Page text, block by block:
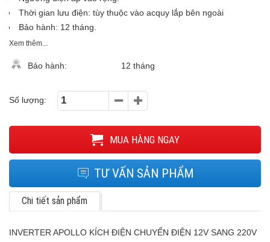
Thời gian lưu điện: tùy thuộc vào acquy lắp bên ngoài
Bảo hành: 12 tháng.
Xem thêm...
Bảo hành: 12 tháng
Số lượng:
MUA HÀNG NGAY
TƯ VẤN SẢN PHẨM
Chi tiết sản phẩm
INVERTER APOLLO KÍCH ĐIỆN CHUYỂN ĐIỆN 12V SANG 220V